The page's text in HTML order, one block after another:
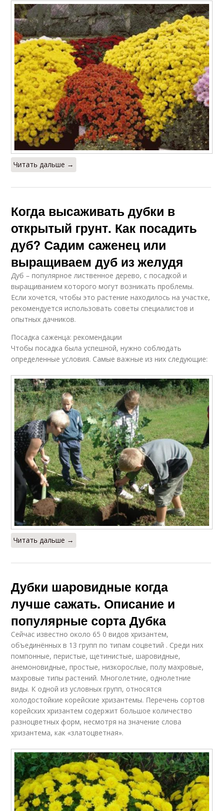
Читать дальше →
Когда высаживать дубки в
открытый грунт. Как посадить
дуб? Садим саженец или
выращиваем дуб из желудя
Дуб – популярное лиственное дерево, с посадкой и
выращиванием которого могут возникать проблемы.
Если хочется, чтобы это растение находилось на участке,
рекомендуется использовать советы специалистов и
опытных дачников.
Посадка саженца: рекомендации
Чтобы посадка была успешной, нужно соблюдать
определенные условия. Самые важные из них следующие:
Читать дальше →
Дубки шаровидные когда
лучше сажать. Описание и
популярные сорта Дубка
Сейчас известно около 65 0 видов хризантем,
объединённых в 13 групп по типам соцветий . Среди них
помпонные, перистые, щетинистые, шаровидные,
анемоновидные, простые, низкорослые, полу махровые,
махровые типы растений. Многолетние, однолетние
виды. К одной из условных групп, относятся
холодостойкие корейские хризантемы. Перечень сортов
корейских хризантем содержит большое количество
разноцветных форм, несмотря на значение слова
хризантема, как «златоцветная».